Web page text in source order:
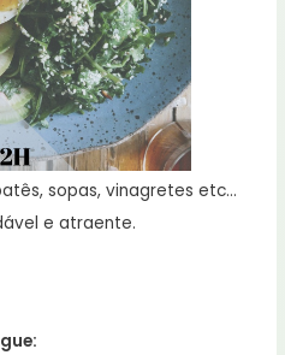
sopas, vinagretes etc…
e atraente.